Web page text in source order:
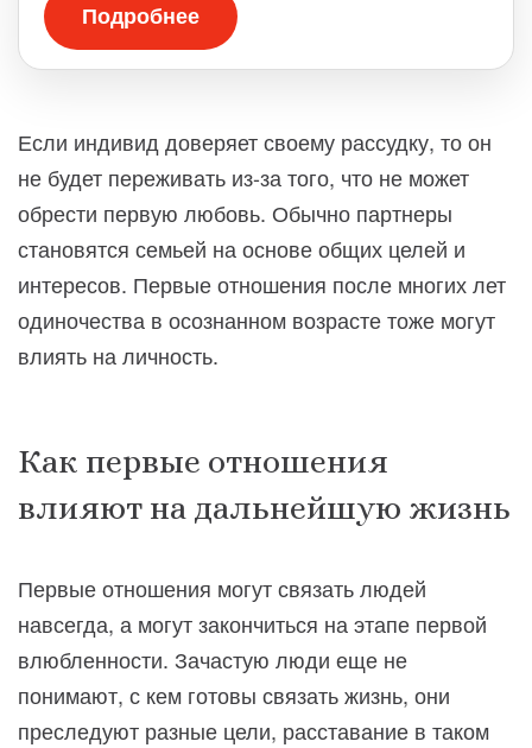
Подробнее
Если индивид доверяет своему рассудку, то он
не будет переживать из-за того, что не может
обрести первую любовь. Обычно партнеры
становятся семьей на основе общих целей и
интересов. Первые отношения после многих лет
одиночества в осознанном возрасте тоже могут
влиять на личность.
Как первые отношения
влияют на дальнейшую жизнь
Первые отношения могут связать людей
навсегда, а могут закончиться на этапе первой
влюбленности. Зачастую люди еще не
понимают, с кем готовы связать жизнь, они
преследуют разные цели, расставание в таком